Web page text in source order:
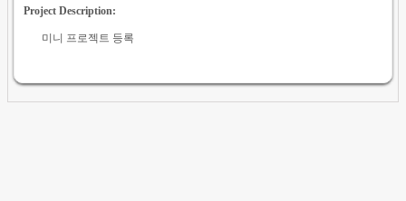
Project Description:
미니 프로젝트 등록